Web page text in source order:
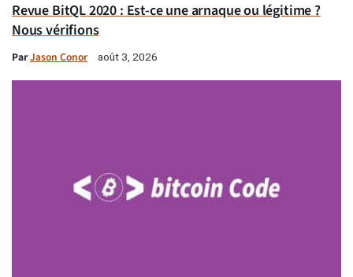
Revue BitQL 2020 : Est-ce une arnaque ou légitime ?
Nous vérifions
ParJason Conor août 3, 2026